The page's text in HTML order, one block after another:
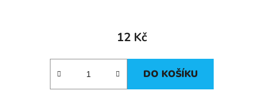
12 Kč
DO KOŠÍKU